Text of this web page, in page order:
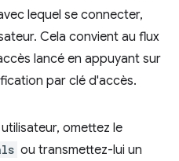
lequel se connecter,
Cela convient au flux
lancé en appuyant sur
par clé d'accès.
omettez le
ou transmettez-lui un